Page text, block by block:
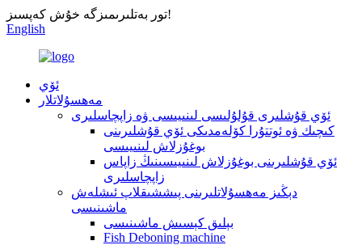
تور بەتلىرىمىزگە خۇش كەپسىز!
English
ئۆي
مەھسۇلاتلار
ئۆي قۇشلىرى قۇلۇلىسى لىنىيىسى ۋە زاپچاسلىرى
كىچىك ۋە ئوتتۇرا كۆلەمدىكى ئۆي قۇشلىرىنى
بوغۇزلاش لىنىيىسى
ئۆي قۇشلىرىنى بوغۇزلاش لىنىيىسىنىڭ زاپاس
زاپچاسلىرى
دېڭىز مەھسۇلاتلىرىنى پىششىقلاپ ئىشلەش
ماشىنىسى
بېلىق كېسىش ماشىنىسى
Fish Deboning machine